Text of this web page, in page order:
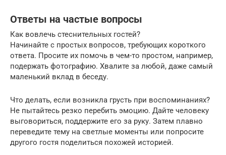
Ответы на частые вопросы
Как вовлечь стеснительных гостей?
Начинайте с простых вопросов, требующих короткого
ответа. Просите их помочь в чем-то простом, например,
подержать фотографию. Хвалите за любой, даже самый
маленький вклад в беседу.
Что делать, если возникла грусть при воспоминаниях?
Не пытайтесь резко перебить эмоцию. Дайте человеку
выговориться, поддержите его за руку. Затем плавно
переведите тему на светлые моменты или попросите
другого гостя поделиться похожей историей.